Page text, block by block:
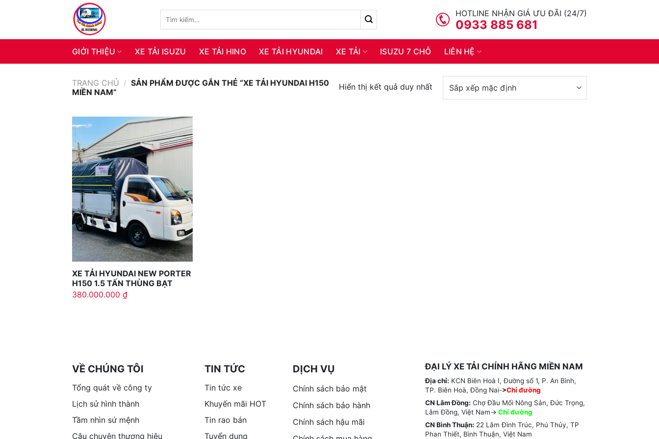
kiếm:
HOTLINE NHẬN GIÁ ƯU ĐÃI (24/7)
0933 885 681
GIỚI THIỆU XE TẢI ISUZU XE TẢI HINO XE TẢI HYUNDAI XE TẢI ISUZU 7 CHỖ LIÊN HỆ
TRANG CHỦ / SẢN PHẨM ĐƯỢC GẮN THẺ “XE TẢI HYUNDAI H150
MIỀN NAM”
Hiển thị kết quả duy nhất
XE TẢI HYUNDAI NEW PORTER
H150 1.5 TẤN THÙNG BẠT
380.000.000 ₫
VỀ CHÚNG TÔI
Tổng quát về công ty
Lịch sử hình thành
Tầm nhìn sứ mệnh
Câu chuyện thương hiệu
TIN TỨC
Tin tức xe
Khuyến mãi HOT
Tin rao bán
Tuyển dụng
DỊCH VỤ
Chính sách bảo mật
Chính sách bảo hành
Chính sách hậu mãi
ĐẠI LÝ XE TẢI CHÍNH HÃNG MIỀN NAM
Địa chỉ: KCN Biên Hoà I, Đường số 1, P. An Bình,
TP. Biên Hoà, Đồng Nai->Chỉ đường
CN Lâm Đồng: Chợ Đầu Mối Nông Sản, Đức Trọng,
Lâm Đồng, Việt Nam-> Chỉđường
CN Bình Thuận: 22 Lâm Đình Trúc, Phú Thủy, TP
Phan Thiết, Bình Thuận, Việt Nam